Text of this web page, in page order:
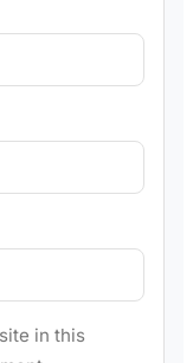
in this